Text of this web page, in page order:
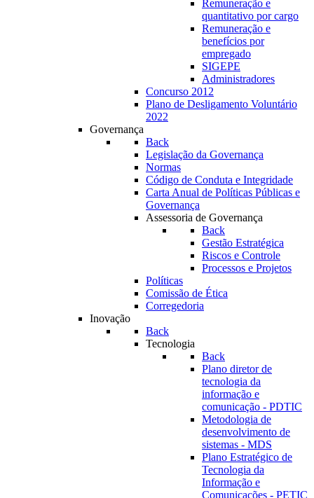
Remuneração e
quantitativo por cargo
Remuneração e
benefícios por
empregado
SIGEPE
Administradores
Concurso 2012
Plano de Desligamento Voluntário
2022
Governança
Back
Legislação da Governança
Normas
Código de Conduta e Integridade
Carta Anual de Políticas Públicas e
Governança
Assessoria de Governança
Back
Gestão Estratégica
Riscos e Controle
Processos e Projetos
Políticas
Comissão de Ética
Corregedoria
Inovação
Back
Tecnologia
Back
Plano diretor de
tecnologia da
informação e
comunicação - PDTIC
Metodologia de
desenvolvimento de
sistemas - MDS
Plano Estratégico de
Tecnologia da
Informação e
Comunicações - PETIC